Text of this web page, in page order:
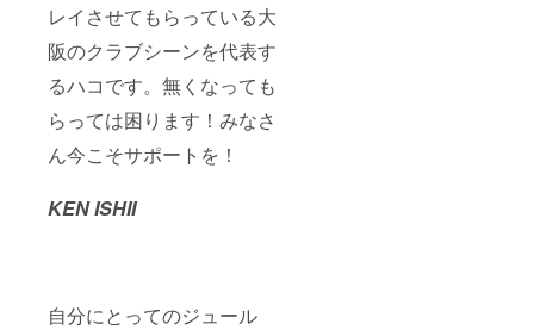
レイさせてもらっている大
阪のクラブシーンを代表す
るハコです。無くなっても
らっては困ります！みなさ
ん今こそサポートを！
KEN ISHII
自分にとってのジュール